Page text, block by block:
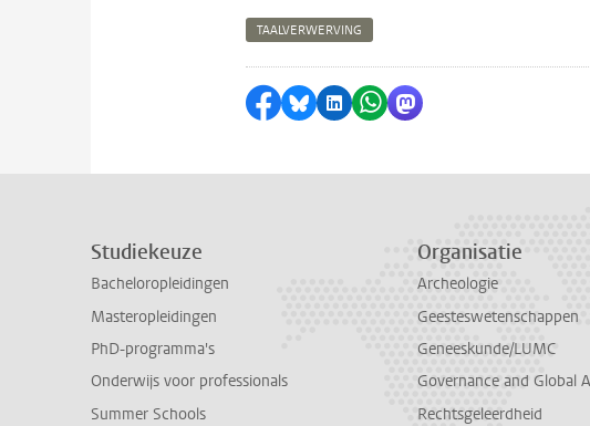
TAALVERWERVING
Delen op Facebook
Delen via Bluesky
Delen op LinkedIn
Delen via WhatsApp
Delen via Mastodon
Studiekeuze
Bacheloropleidingen
Masteropleidingen
PhD-programma's
Onderwijs voor professionals
Summer Schools
Organisatie
Archeologie
Geesteswetenschappen
Geneeskunde/LUMC
Governance and Global
Rechtsgeleerdheid